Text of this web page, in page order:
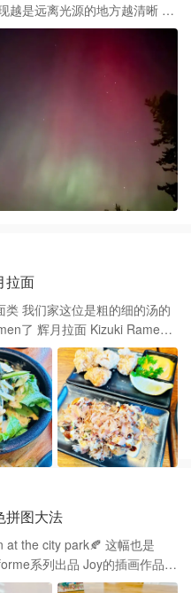
越是远离光源的地方越清晰 就
拍起来真的足够震撼
拉面
我们家这位是粗的细的汤的
了 辉月拉面 Kizuki Ramen
最爱豚骨汤
各种Appetizer也尝了不少 喜
口味很适合小孩 Takoyaki酱汁
拼图大法
city park🍂 这幅也是
系列出品 Joy的插画作品总
市之秋在布满